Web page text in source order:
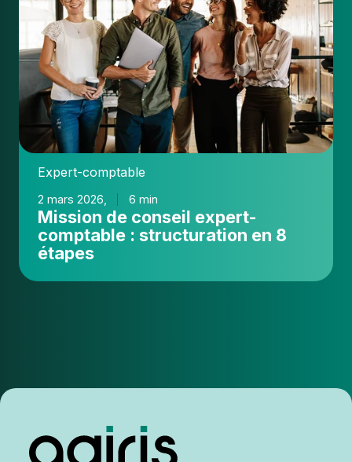
comptable
structuration
en
étapes
Expert-comptable
2 mars 2026, 6 min
Mission de conseil expert-
comptable : structuration en 8
étapes